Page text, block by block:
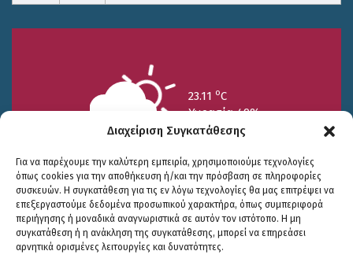
Διαχείριση Συγκατάθεσης
Για να παρέχουμε την καλύτερη εμπειρία, χρησιμοποιούμε τεχνολογίες
όπως cookies για την αποθήκευση ή/και την πρόσβαση σε πληροφορίες
συσκευών. Η συγκατάθεση για τις εν λόγω τεχνολογίες θα μας επιτρέψει να
επεξεργαστούμε δεδομένα προσωπικού χαρακτήρα, όπως συμπεριφορά
περιήγησης ή μοναδικά αναγνωριστικά σε αυτόν τον ιστότοπο. Η μη
συγκατάθεση ή η ανάκληση της συγκατάθεσης, μπορεί να επηρεάσει
αρνητικά ορισμένες λειτουργίες και δυνατότητες.
23.11 oC
Υγρασία 49%
25/7
15.73 oC
26/7
17.99oC
27/7
20.94oC